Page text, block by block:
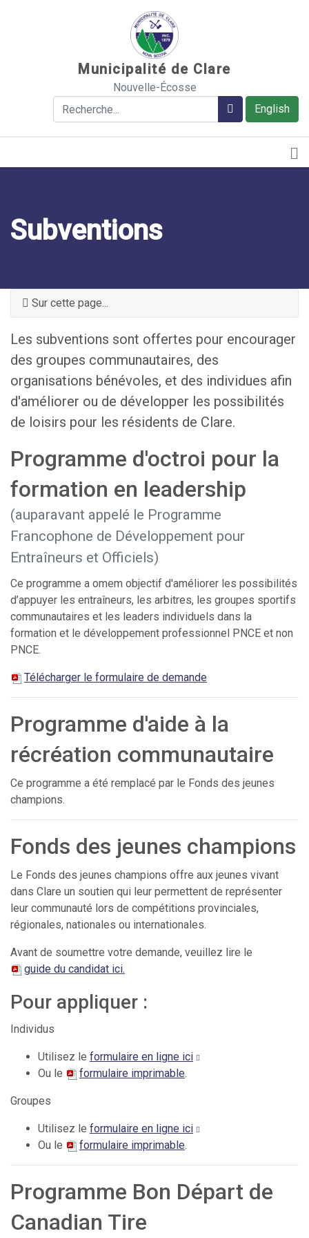
Municipalité de Clare
Nouvelle-Écosse
English
Rechercher Rechercher
Subventions
Sur cette page...
Les subventions sont offertes pour encourager
des groupes communautaires, des
organisations bénévoles, et des individues afin
d'améliorer ou de développer les possibilités
de loisirs pour les résidents de Clare.
Programme d'octroi pour la
formation en leadership
(auparavant appelé le Programme
Francophone de Développement pour
Entraîneurs et Officiels)
Ce programme a omem objectif d'améliorer les possibilités
d’appuyer les entraîneurs, les arbitres, les groupes sportifs
communautaires et les leaders individuels dans la
formation et le développement professionnel PNCE et non
PNCE.
Télécharger le formulaire de demande
Programme d'aide à la
récréation communautaire
Ce programme a été remplacé par le Fonds des jeunes
champions.
Fonds des jeunes champions
Le Fonds des jeunes champions offre aux jeunes vivant
dans Clare un soutien qui leur permettent de représenter
leur communauté lors de compétitions provinciales,
régionales, nationales ou internationales.
Avant de soumettre votre demande, veuillez lire le
guide du candidat ici.
Pour appliquer :
Individus
Utilisez le formulaire en ligne ici
Ou le
formulaire imprimable.
Groupes
Utilisez le formulaire en ligne ici
Ou le
formulaire imprimable.
Programme Bon Départ de
Canadian Tire